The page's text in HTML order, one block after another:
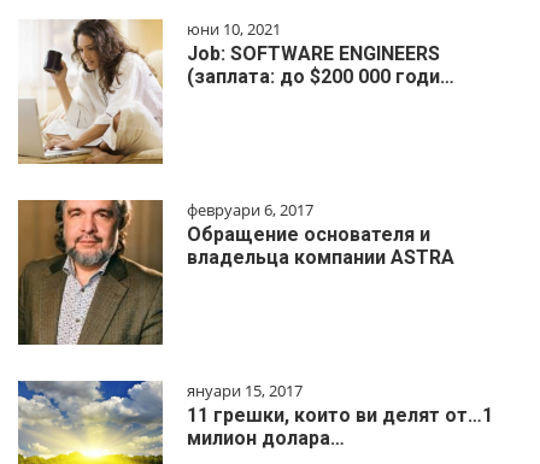
юни 10, 2021
Job: SOFTWARE ENGINEERS
(заплата: до $200 000 годи…
февруари 6, 2017
Обращение основателя и
владельца компании ASTRA
януари 15, 2017
11 грешки, които ви делят от…1
милиoн дoлapa…